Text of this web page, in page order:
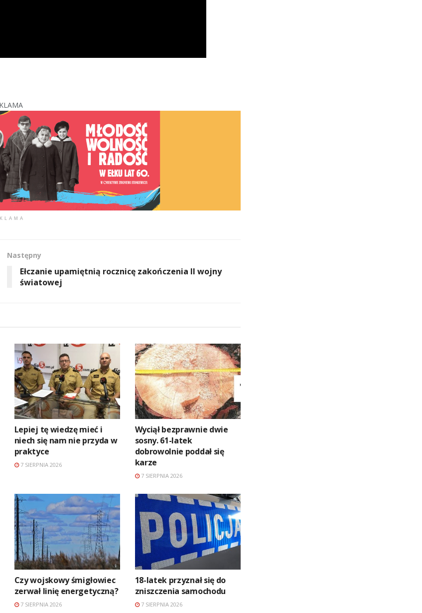
Następny
Ełczanie upamiętnią rocznicę zakończenia II wojny
światowej
Lepiej tę wiedzę mieć i
niech się nam nie przyda w
praktyce
7 SIERPNIA 2026
Wyciął bezprawnie dwie
sosny. 61-latek
dobrowolnie poddał się
karze
7 SIERPNIA 2026
Czy wojskowy śmigłowiec
zerwał linię energetyczną?
7 SIERPNIA 2026
18-latek przyznał się do
zniszczenia samochodu
7 SIERPNIA 2026